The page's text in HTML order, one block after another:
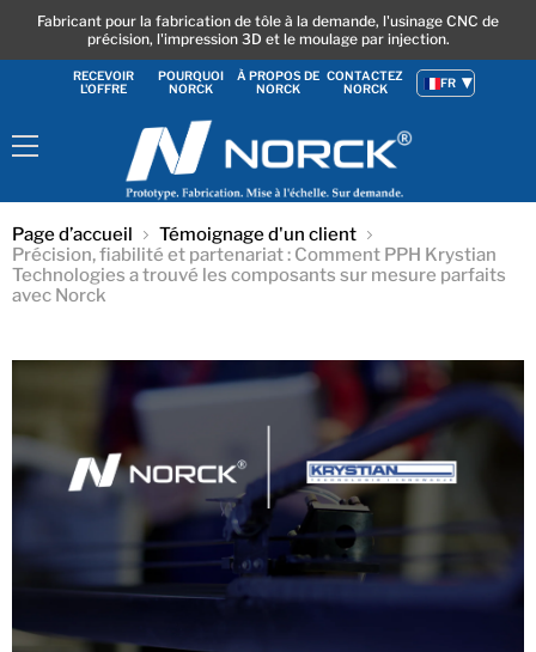
Fabricant pour la fabrication de tôle à la demande, l'usinage CNC de
précision, l'impression 3D et le moulage par injection.
RECEVOIR
L'OFFRE
POURQUOI
NORCK
À PROPOS DE
NORCK
CONTACTEZ
NORCK
FR
Page d’accueil
Témoignage d'un client
Précision, fiabilité et partenariat : Comment PPH Krystian
Technologies a trouvé les composants sur mesure parfaits
avec Norck